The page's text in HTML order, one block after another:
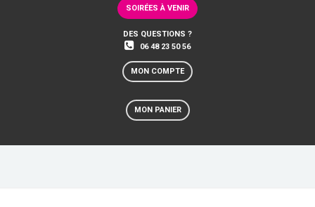
SOIRÉES À VENIR
DES QUESTIONS ?
06 48 23 50 56
MON COMPTE
MON PANIER